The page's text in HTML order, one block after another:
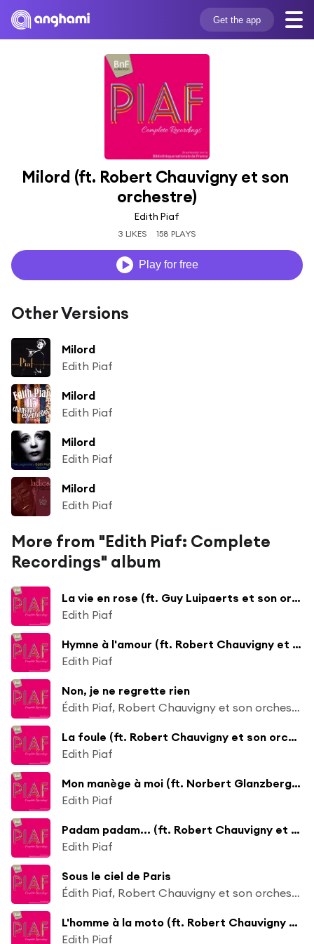
Get the app
Milord (ft. Robert Chauvigny et son
orchestre)
Edith Piaf
3 LIKES 158 PLAYS
Play for free
Other Versions
Milord
Edith Piaf
Milord
Edith Piaf
Milord
Edith Piaf
Milord
Edith Piaf
More from "Edith Piaf: Complete
Recordings" album
La vie en rose (ft. Guy Luipaerts et son orchestre)
Edith Piaf
Hymne à l'amour (ft. Robert Chauvigny et son orchestre)
Edith Piaf
Non, je ne regrette rien
Édith Piaf, Robert Chauvigny et son orchestre
La foule (ft. Robert Chauvigny et son orchestre)
Edith Piaf
Mon manège à moi (ft. Norbert Glanzberg et son orchestre)
Edith Piaf
Padam padam... (ft. Robert Chauvigny et son orchestre)
Edith Piaf
Sous le ciel de Paris
Édith Piaf, Robert Chauvigny et son orchestre
L'homme à la moto (ft. Robert Chauvigny et son orchestre)
Edith Piaf